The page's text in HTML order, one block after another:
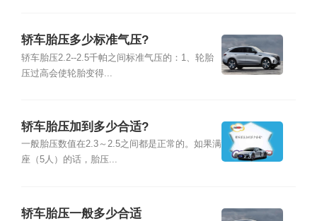
轿车胎压多少标准气压?
轿车胎压2.2--2.5千帕之间标准气压的：1、轮胎
压过高会使轮胎变得...
轿车胎压加到多少合适?
一般胎压数值在2.3～2.5之间都是正常的。如果满
座（5人）的话，胎压...
轿车胎压一般多少合适